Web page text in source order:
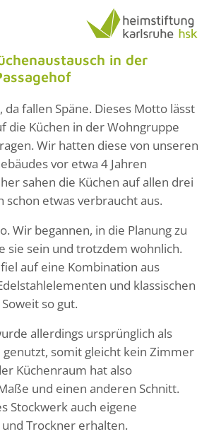
in der
fallen Späne. Dieses Motto lässt
die Küchen in der Wohngruppe
Wir hatten diese von unseren
vor etwa 4 Jahren
sahen die Küchen auf allen drei
schon etwas verbraucht aus.
Wir begannen, in die Planung zu
sie sein und trotzdem wohnlich.
auf eine Kombination aus
und klassischen
so gut.
allerdings ursprünglich als
somit gleicht kein Zimmer
Küchenraum hat also
und einen anderen Schnitt.
Stockwerk auch eigene
Trockner erhalten.